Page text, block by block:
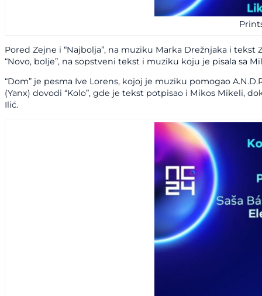
Pored Zejne i “Najbolja”, na muziku Marka Drežnjaka i
“Novo, bolje”, na sopstveni tekst i muziku koju je pisala sa
“Dom” je pesma Ive Lorens, kojoj je muziku pomogao
(Yanx) dovodi “Kolo”, gde je tekst potpisao i Mikos Mikeli,
Ilić.